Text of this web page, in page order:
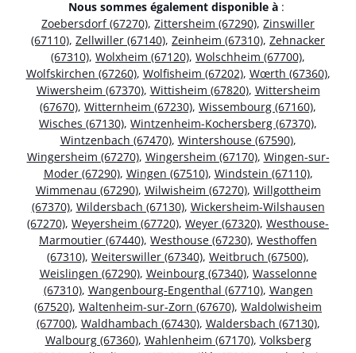
Nous sommes également disponible à :
Zoebersdorf (67270), Zittersheim (67290), Zinswiller
(67110), Zellwiller (67140), Zeinheim (67310), Zehnacker
(67310), Wolxheim (67120), Wolschheim (67700),
Wolfskirchen (67260), Wolfisheim (67202), Wœrth (67360),
Wiwersheim (67370), Wittisheim (67820), Wittersheim
(67670), Witternheim (67230), Wissembourg (67160),
Wisches (67130), Wintzenheim-Kochersberg (67370),
Wintzenbach (67470), Wintershouse (67590),
Wingersheim (67270), Wingersheim (67170), Wingen-sur-
Moder (67290), Wingen (67510), Windstein (67110),
Wimmenau (67290), Wilwisheim (67270), Willgottheim
(67370), Wildersbach (67130), Wickersheim-Wilshausen
(67270), Weyersheim (67720), Weyer (67320), Westhouse-
Marmoutier (67440), Westhouse (67230), Westhoffen
(67310), Weiterswiller (67340), Weitbruch (67500),
Weislingen (67290), Weinbourg (67340), Wasselonne
(67310), Wangenbourg-Engenthal (67710), Wangen
(67520), Waltenheim-sur-Zorn (67670), Waldolwisheim
(67700), Waldhambach (67430), Waldersbach (67130),
Walbourg (67360), Wahlenheim (67170), Volksberg